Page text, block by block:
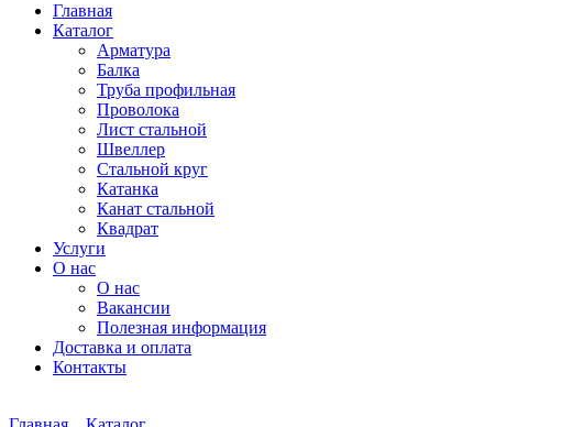
Главная
Каталог
Арматура
Балка
Труба профильная
Проволока
Лист стальной
Швеллер
Стальной круг
Катанка
Канат стальной
Квадрат
Услуги
О нас
О нас
Вакансии
Полезная информация
Доставка и оплата
Контакты